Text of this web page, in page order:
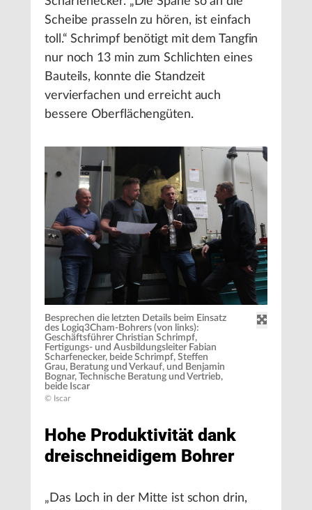
Scheibe prasseln zu hören, ist einfach
toll.“ Schrimpf benötigt mit dem Tangfin
nur noch 13 min zum Schlichten eines
Bauteils, konnte die Standzeit
vervierfachen und erreicht auch
bessere Oberflächengüten.
Besprechen die letzten Details beim Einsatz
des Logiq3Cham-Bohrers (von links):
Geschäftsführer Christian Schrimpf,
Fertigungs- und Ausbildungsleiter Fabian
Scharfenecker, beide Schrimpf, Steffen
Grau, Beratung und Verkauf, und Benjamin
Bognar, Technische Beratung und Vertrieb,
beide Iscar
© Iscar
Hohe Produktivität dank
dreischneidigem Bohrer
„Das Loch in der Mitte ist schon drin,